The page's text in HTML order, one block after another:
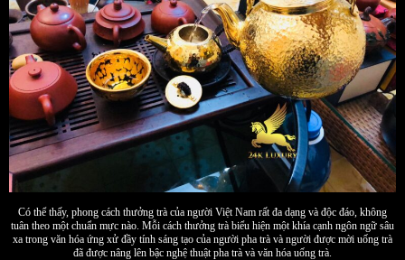
Có thể thấy, phong cách thưởng trà của người Việt Nam rất đa dạng và độc đáo, không
tuân theo một chuẩn mực nào. Mỗi cách thưởng trà biểu hiện một khía cạnh ngôn ngữ sâu
xa trong văn hóa ứng xử đầy tính sáng tạo của người pha trà và người được mời uống trà
đã được nâng lên bậc nghệ thuật pha trà và văn hóa uống trà.